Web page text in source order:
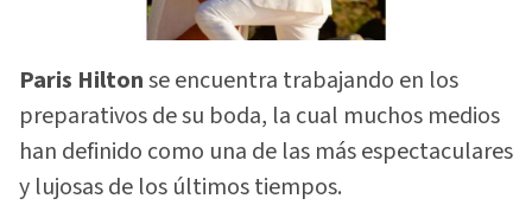
Paris Hiltonse encuentra trabajando en los
preparativos de su boda, la cual muchos medios
han definido como una de las más espectaculares
y lujosas de los últimos tiempos.